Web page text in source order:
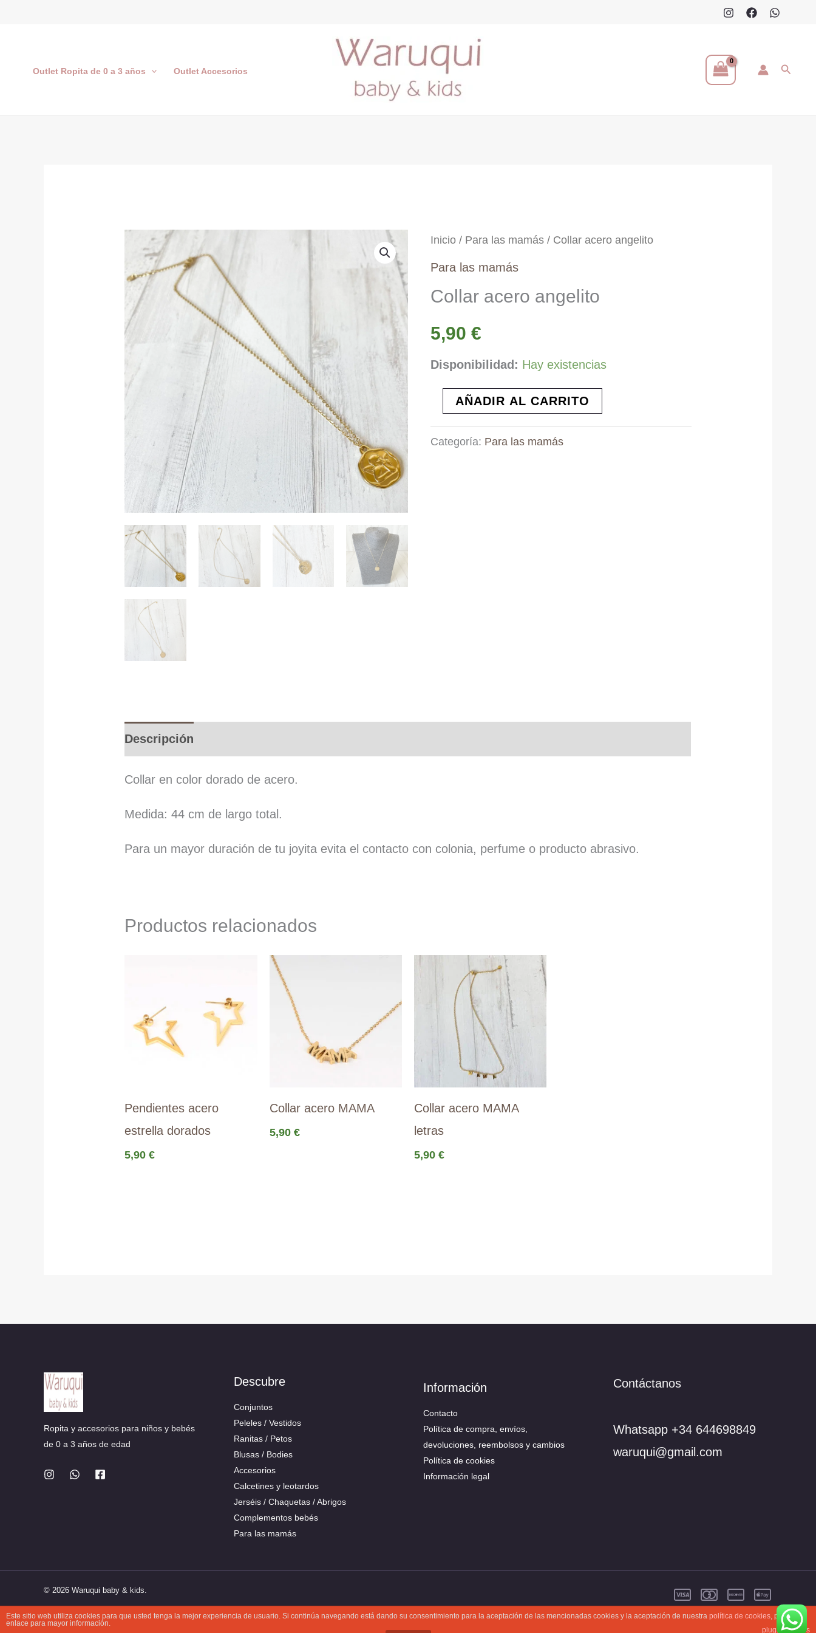
Outlet Ropita de 0 a 3 años Outlet Accesorios Buscar
Inicio / Para las mamás / Collar acero angelito
Para las mamás
Collar acero angelito
5,90€
Disponibilidad: Hay existencias
Collar
angelito
AÑADIR AL CARRITO
Categoría: Para las mamás
Descripción
Collar en color dorado de acero.
Medida: 44 cm de largo total.
Para un mayor duración de tu joyita evita el contacto con colonia, perfume o producto abrasivo.
Productos relacionados
Pendientes acero
estrella dorados
5,90€
Collar acero MAMA
5,90 €
Collar acero MAMA
letras
5,90 €
Ropita y accesorios para niños y bebés
de 0 a 3 años de edad
Descubre
Conjuntos
Peleles / Vestidos
Ranitas / Petos
Blusas / Bodies
Accesorios
Calcetines y leotardos
Jerséis / Chaquetas / Abrigos
Complementos bebés
Para las mamás
Información
Contacto
Política de compra, envíos,
devoluciones, reembolsos y cambios
Política de cookies
Información legal
Contáctanos
Whatsapp +34 644698849
waruqui@gmail.com
© 2026 Waruqui baby & kids.
Este sitio web utiliza cookies para que usted tenga la mejor experiencia de usuario. Si continúa navegando está dando su consentimiento para la aceptación de las mencionadas cookies y la aceptación de nuestra política de cookies, pinche el
enlace para mayor información.
plugin cookies